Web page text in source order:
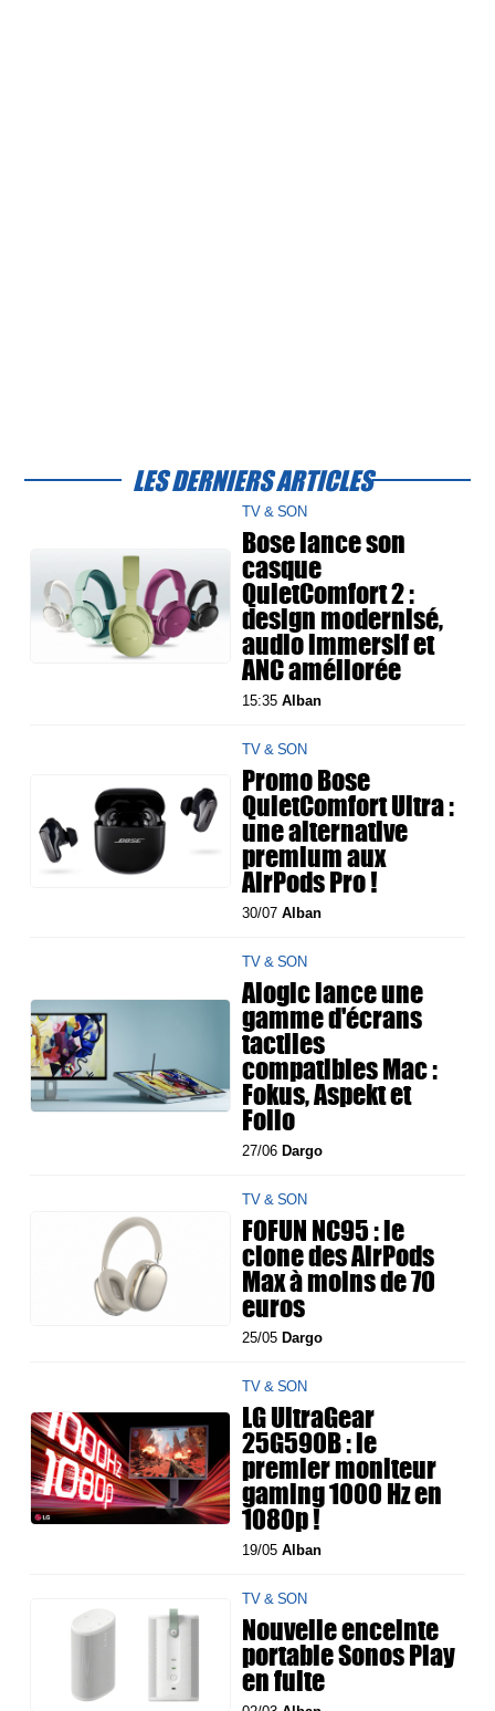
LES DERNIERS ARTICLES
TV & SON
Bose lance son
casque
QuietComfort 2 :
design modernisé,
audio immersif et
ANC améliorée
15:35Alban
TV & SON
Promo Bose
QuietComfort Ultra :
une alternative
premium aux
AirPods Pro !
30/07Alban
TV & SON
Alogic lance une
gamme d'écrans
tactiles
compatibles Mac :
Fokus, Aspekt et
Folio
27/06 Dargo
TV & SON
FOFUN NC95 : le
clone des AirPods
Max à moins de 70
euros
25/05 Dargo
TV & SON
LG UltraGear
25G590B : le
premier moniteur
gaming 1000 Hz en
1080p !
19/05Alban
TV & SON
Nouvelle enceinte
portable Sonos Play
en fuite